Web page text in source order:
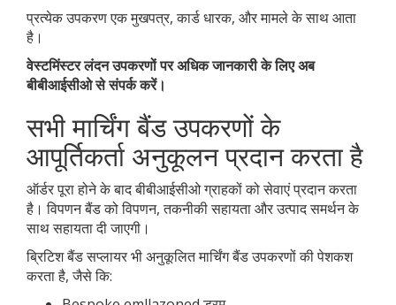
प्रत्येक उपकरण एक मुखपत्र, कार्ड धारक, और मामले के साथ आता
है।
वेस्टमिंस्टर लंदन उपकरणों पर अधिक जानकारी के लिए अब
बीबीआईसीओ से संपर्क करें।
सभी मार्चिंग बैंड उपकरणों के
आपूर्तिकर्ता अनुकूलन प्रदान करता है
ऑर्डर पूरा होने के बाद बीबीआईसीओ ग्राहकों को सेवाएं प्रदान करता
है। विपणन बैंड को विपणन, तकनीकी सहायता और उत्पाद समर्थन के
साथ सहायता दी जाएगी।
ब्रिटिश बैंड सप्लायर भी अनुकूलित मार्चिंग बैंड उपकरणों की पेशकश
करता है, जैसे कि: